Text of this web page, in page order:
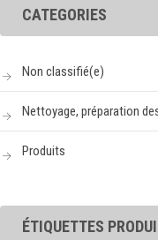
CATEGORIES
Non classifié(e)
Nettoyage, préparation
Produits
ÉTIQUETTES